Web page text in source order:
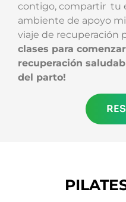
contigo, compartir tu
ambiente de apoyo
viaje de recuperación
clases para
recuperación
del parto!